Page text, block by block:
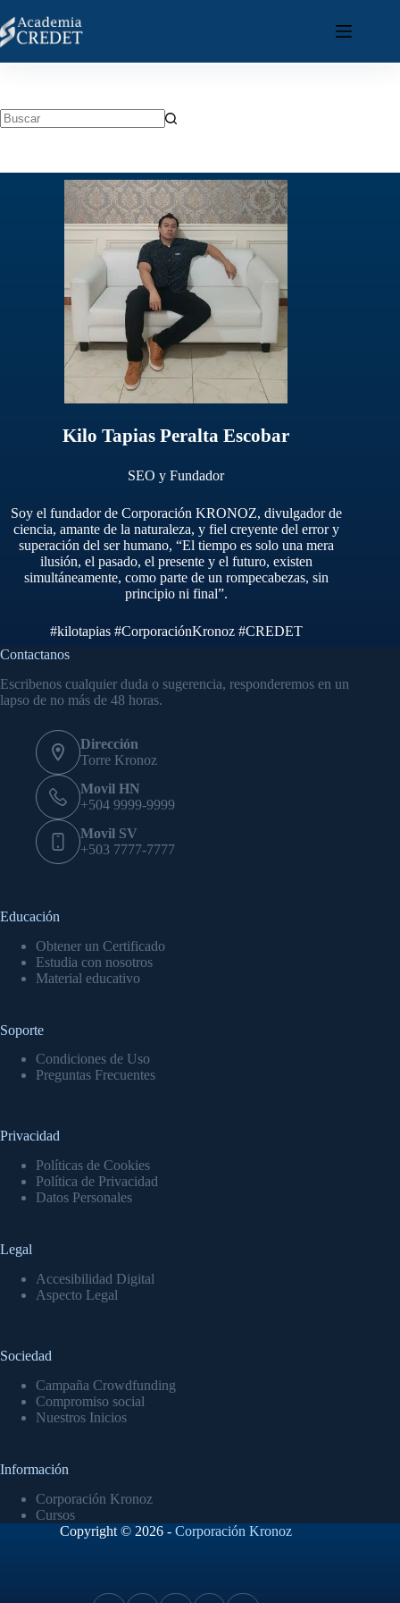
Kilo Tapias Peralta Escobar
SEO y Fundador
Soy el fundador de Corporación KRONOZ, divulgador de
ciencia, amante de la naturaleza, y fiel creyente del error y
superación del ser humano, “El tiempo es solo una mera
ilusión, el pasado, el presente y el futuro, existen
simultáneamente, como parte de un rompecabezas, sin
principio ni final”.
#kilotapias #CorporaciónKronoz #CREDET
Contactanos
Escribenos cualquier duda o sugerencia, responderemos en un
lapso de no más de 48 horas.
Dirección
Torre Kronoz
Movil HN
+504 9999-9999
Movil SV
+503 7777-7777
Educación
Obtener un Certificado
Estudia con nosotros
Material educativo
Soporte
Condiciones de Uso
Preguntas Frecuentes
Privacidad
Políticas de Cookies
Política de Privacidad
Datos Personales
Legal
Accesibilidad Digital
Aspecto Legal
Sociedad
Campaña Crowdfunding
Compromiso social
Nuestros Inicios
Información
Corporación Kronoz
Cursos
Copyright © 2026 -Corporación Kronoz